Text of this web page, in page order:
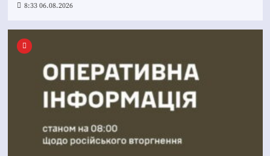
8:33 06.08.2026